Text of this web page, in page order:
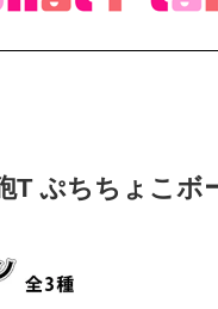
T ぷちちょこボ